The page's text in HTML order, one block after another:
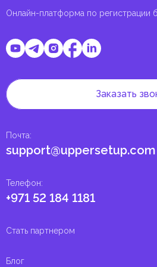
Онлайн-платформа по регистрации
Телефон:
+971 52 184 1181
Почта:
support@uppersetup.com
Заказать
Стать партнером
Блог